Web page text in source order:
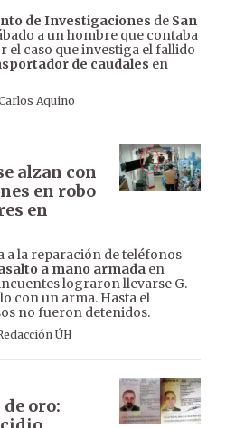
de Investigaciones de San
a un hombre que contaba
el caso que investiga el fallido
de caudales en
Aquino
alzan con
en robo
en
a la reparación de teléfonos
a mano armada en
lograron llevarse G.
con un arma. Hasta el
no fueron detenidos.
ÚH
oro: